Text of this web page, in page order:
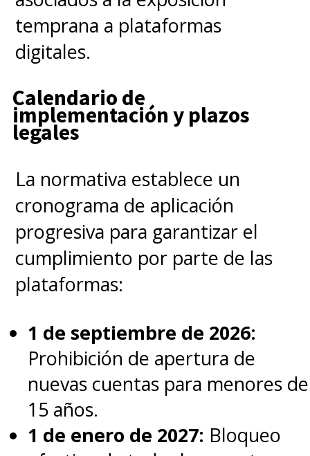
temprana a plataformas
digitales.
Calendario de
implementación y plazos
legales
La normativa establece un
cronograma de aplicación
progresiva para garantizar el
cumplimiento por parte de las
plataformas:
1 de septiembre de 2026:
Prohibición de apertura de
nuevas cuentas para menores de
15 años.
1 de enero de 2027: Bloqueo